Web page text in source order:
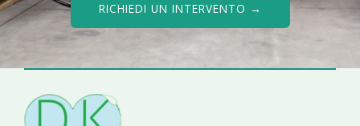
RICHIEDI UN INTERVENTO →